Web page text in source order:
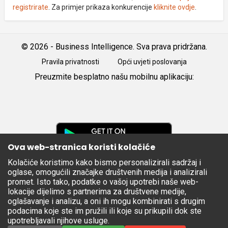
registrirate . Za primjer prikaza konkurencije kliknite ovdje
© 2026 - Business Intelligence. Sva prava pridržana.
Pravila privatnosti Opći uvjeti poslovanja
Preuzmite besplatno našu mobilnu aplikaciju:
Apple
Store
Ova web-stranica koristi kolačiće
Kolačiće koristimo kako bismo personalizirali sadržaj i
oglase, omogućili značajke društvenih medija i analizirali
promet. Isto tako, podatke o vašoj upotrebi naše web-
lokacije dijelimo s partnerima za društvene medije,
oglašavanje i analizu, a oni ih mogu kombinirati s drugim
podacima koje ste im pružili ili koje su prikupili dok ste
upotrebljavali njihove usluge.